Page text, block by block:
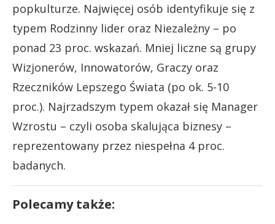
popkulturze. Najwięcej osób identyfikuje się z
typem Rodzinny lider oraz Niezależny – po
ponad 23 proc. wskazań. Mniej liczne są grupy
Wizjonerów, Innowatorów, Graczy oraz
Rzeczników Lepszego Świata (po ok. 5-10
proc.). Najrzadszym typem okazał się Manager
Wzrostu – czyli osoba skalująca biznesy –
reprezentowany przez niespełna 4 proc.
badanych.
Polecamy także: